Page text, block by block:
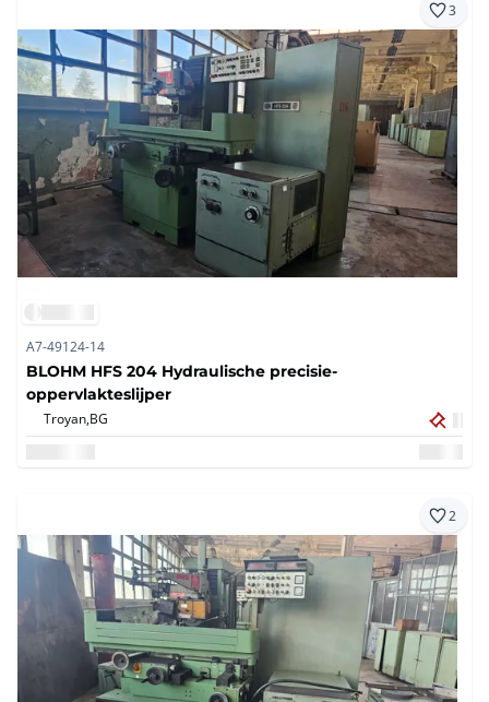
3
A7-49124-14
BLOHM HFS 204 Hydraulische precisie-
oppervlakteslijper
Troyan,BG
2